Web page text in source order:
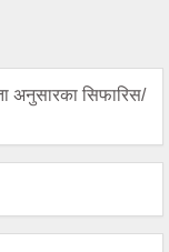
अनुसारका सिफारिस/